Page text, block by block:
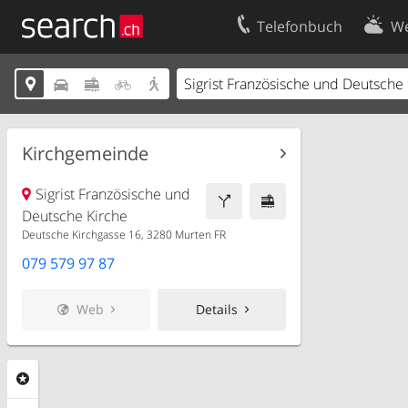
Telefonbuch
    
Kirchgemeinde
Sigrist Französische und
Deutsche Kirche
Deutsche Kirchgasse 16, 3280 Murten FR
079 579 97 87
Web Details
Ihr Eintrag
Kundencenter Geschäftskunden
Impressum
Kontakt